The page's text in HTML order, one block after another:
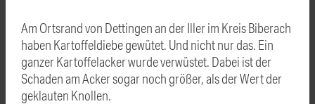
Am Ortsrand von Dettingen an der Iller im Kreis Biberach
haben Kartoffeldiebe gewütet. Und nicht nur das. Ein
ganzer Kartoffelacker wurde verwüstet. Dabei ist der
Schaden am Acker sogar noch größer, als der Wert der
geklauten Knollen.